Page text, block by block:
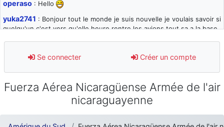
operaso : Hello
yuka2741 : Bonjour tout le monde je suis nouvelle je voulais savoir si
quelqu'un c'est vers qu'elle heure rentre les avions tout sa a la base
d9pouces: désolé pour les quelques blocages du site ces derniers
jours : je teste des méthodes contre le spam et les bots trop nocifs
paxwax: Super, la nouvelle bannière
: je suis un avion@,._,+ > lesquels ? je ne suis pas sûr de
Se connecter Créer un compte
Fuerza Aérea Nicaragüense Armée de l'air
nicaraguayenne